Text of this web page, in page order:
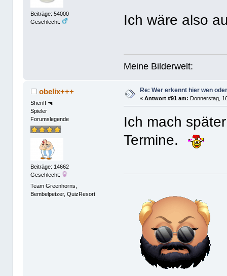
Beiträge: 54000
Geschlecht:
Ich wäre also
Meine Bilderwelt:
obelix+++
Sheriff 🔫
Spieler
Forumslegende
Beiträge: 14662
Geschlecht:
Team Greenhorns,
Bembelpetzer, QuizResort
Re: Wer erkennt hier wen
«Antwort #91 am: Donnerstag,
Ich mach
Termine.